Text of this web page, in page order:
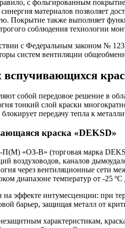
с фольгированным
синергия материалов позволяет
Покрытие также выполняет
соблюдения технологии
с Федеральным законом №
систем вентиляции
собой передовое решение в
тонкий слой краски
передачу тепла к
краска «DEKSD»
«ОЗ-В» (торговая марка
воздуховодов, каналов
через вентиляционные сети
диапазоне температур от -25
эффекте интумесценции: при
барьер, защищая металл от
характеристикам,